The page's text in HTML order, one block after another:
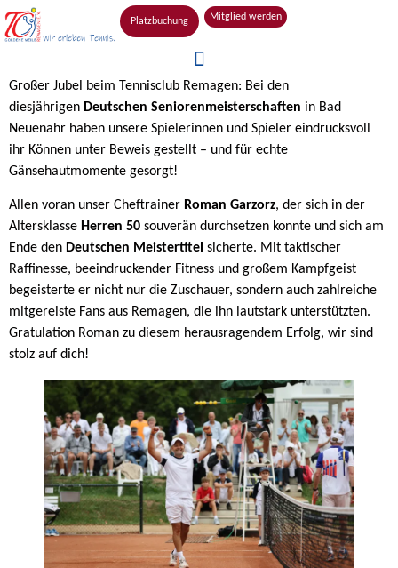
Platzbuchung Mitglied werden
Großer Jubel beim Tennisclub Remagen: Bei den
diesjährigen Deutschen Seniorenmeisterschaften in Bad
Neuenahr haben unsere Spielerinnen und Spieler eindrucksvoll
ihr Können unter Beweis gestellt – und für echte
Gänsehautmomente gesorgt!
Allen voran unser Cheftrainer Roman Garzorz, der sich in der
Altersklasse Herren 50 souverän durchsetzen konnte und sich am
Ende den Deutschen Meistertitel sicherte. Mit taktischer
Raffinesse, beeindruckender Fitness und großem Kampfgeist
begeisterte er nicht nur die Zuschauer, sondern auch zahlreiche
mitgereiste Fans aus Remagen, die ihn lautstark unterstützten.
Gratulation Roman zu diesem herausragendem Erfolg, wir sind
stolz auf dich!